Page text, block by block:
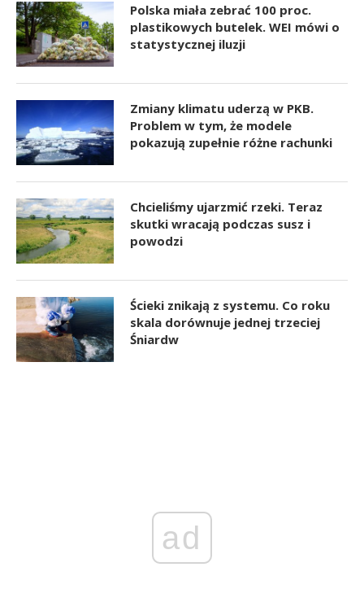
Polska miała zebrać 100 proc.
plastikowych butelek. WEI mówi o
statystycznej iluzji
Zmiany klimatu uderzą w PKB.
Problem w tym, że modele
pokazują zupełnie różne rachunki
Chcieliśmy ujarzmić rzeki. Teraz
skutki wracają podczas susz i
powodzi
Ścieki znikają z systemu. Co roku
skala dorównuje jednej trzeciej
Śniardw
ad